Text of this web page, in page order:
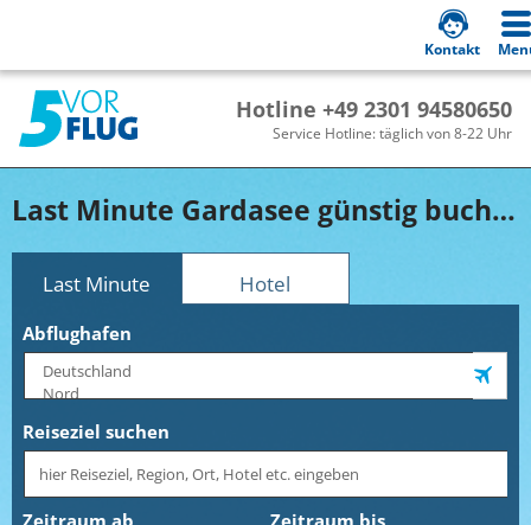
Hotline +49 2301 94580650
Service Hotline: täglich von 8-22 Uhr
Kontakt
Last Minute Gardasee günstig buchen!
Last Minute Hotel
Abflughafen
Reiseziel suchen
Zeitraum ab Zeitraum bis